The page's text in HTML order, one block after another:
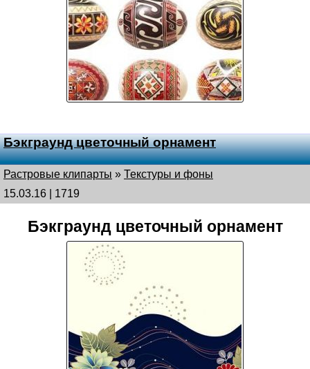
Бэкграунд цветочный орнамент
Растровые клипарты » Текстуры и фоны
15.03.16 | 1719
Бэкграунд цветочный орнамент